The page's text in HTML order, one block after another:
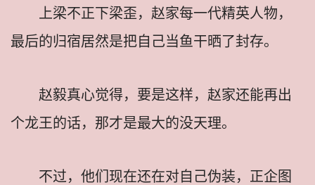
上梁不正下梁歪，赵家每一代精英人物，
最后的归宿居然是把自己当鱼干晒了封存。
赵毅真心觉得，要是这样，赵家还能再出
个龙王的话，那才是最大的没天理。
不过，他们现在还在对自己伪装，正企图